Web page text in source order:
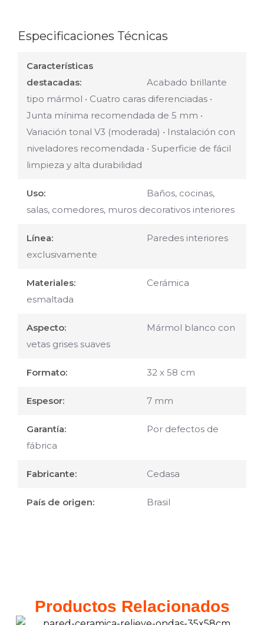
Especificaciones Técnicas
Características
destacadas:
Acabado brillante
tipo mármol • Cuatro caras diferenciadas •
Junta mínima recomendada de 5 mm •
Variación tonal V3 (moderada) • Instalación con
niveladores recomendada • Superficie de fácil
limpieza y alta durabilidad
Uso:
Baños, cocinas,
salas, comedores, muros decorativos interiores
Línea:
Paredes interiores
exclusivamente
Materiales:
Cerámica
esmaltada
Aspecto:
Mármol blanco con
vetas grises suaves
Formato: 32 x 58 cm
Espesor: 7 mm
Garantía:
Por defectos de
fábrica
Fabricante: Cedasa
País de origen: Brasil
Productos Relacionados